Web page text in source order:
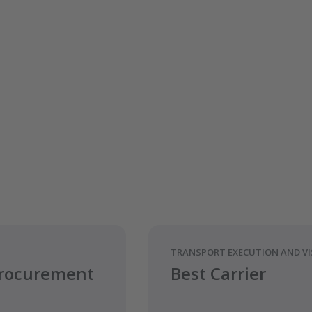
TRANSPORT EXECUTION AND
Best Carrier